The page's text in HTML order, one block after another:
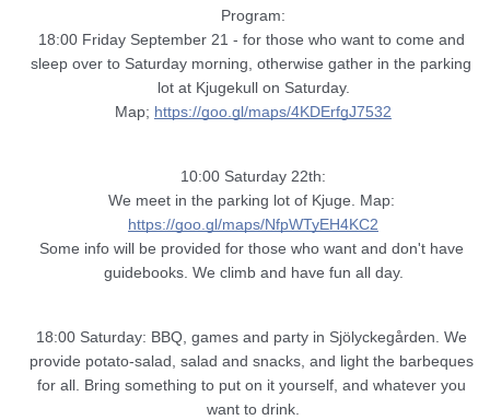
Program:
18:00 Friday September 21 - for those who want to come and
sleep over to Saturday morning, otherwise gather in the parking
lot at Kjugekull on Saturday.
Map; https://goo.gl/maps/4KDErfgJ7532
10:00 Saturday 22th:
https://goo.gl/maps/NfpWTyEH4KC2
Some info will be provided for those who want and don't have
guidebooks. We climb and have fun all day.
18:00 Saturday: BBQ, games and party in Sjölyckegården. We
provide potato-salad, salad and snacks, and light the barbeques
for all. Bring something to put on it yourself, and whatever you
want to drink.